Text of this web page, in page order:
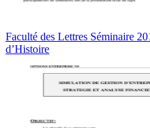
Faculté des Lettres Séminaire
d’Histoire